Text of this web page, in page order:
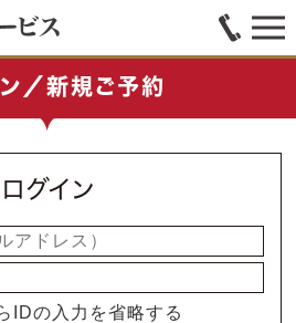
／新規ご予約
ログイン
IDの入力を省略する